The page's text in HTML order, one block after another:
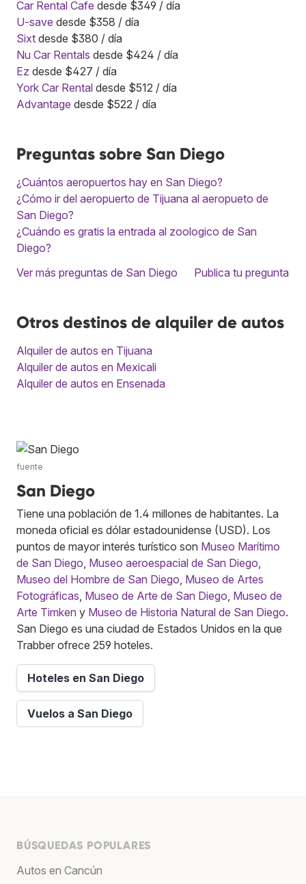
Car Rental Cafe desde $349 / día
U-save desde $358 / día
Sixt desde $380 / día
Nu Car Rentals desde $424 / día
Ez desde $427 / día
York Car Rental desde $512 / día
Advantage desde $522 / día
Preguntas sobre San Diego
¿Cuántos aeropuertos hay en San Diego?
¿Cómo ir del aeropuerto de Tijuana al aeropueto de
San Diego?
¿Cuándo es gratis la entrada al zoologico de San
Diego?
Ver más preguntas de San Diego
Publica tu pregunta
Otros destinos de alquiler de autos
Alquiler de autos en Tijuana
Alquiler de autos en Mexicali
Alquiler de autos en Ensenada
fuente
San Diego
Tiene una población de 1.4 millones de habitantes. La
moneda oficial es dólar estadounidense (USD). Los
puntos de mayor interés turístico son Museo Marítimo
de San Diego Museo aeroespacial de San Diego
Museo del Hombre de San Diego Museo de Artes
Fotográficas Museo de Arte de San Diego Museo de
Arte Timken y Museo de Historia Natural de San Diego.
San Diego es una ciudad de Estados Unidos en la que
Trabber ofrece 259 hoteles.
Hoteles en San Diego
Vuelos a San Diego
BÚSQUEDAS POPULARES
Autos en Cancún